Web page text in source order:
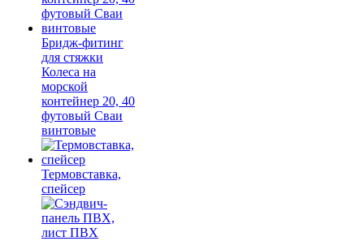
Бридж-фитинг
для стяжки
Колеса на
морской
контейнер 20, 40
футовый Сваи
винтовые
Термовставка,
спейсер